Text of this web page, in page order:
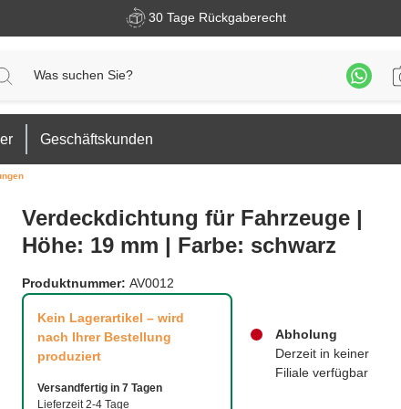
30 Tage Rückgaberecht
Geschäftskunden
Verdeckdichtung für Fahrzeuge |
Höhe: 19 mm | Farbe: schwarz
Produktnummer: AV0012
Kein Lagerartikel – wird
nach Ihrer Bestellung
produziert
Versandfertig in 7 Tagen
Lieferzeit 2-4 Tage
Abholung
Derzeit in keiner
Filiale verfügbar